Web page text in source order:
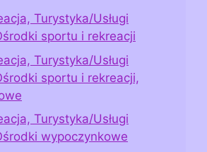
Turystyka/Usługi
sportu i rekreacji
Turystyka/Usługi
sportu i rekreacji,
Turystyka/Usługi
wypoczynkowe